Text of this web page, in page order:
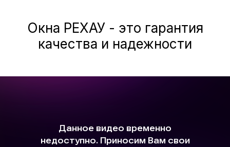
Окна РЕХАУ - это гарантия
качества и надежности